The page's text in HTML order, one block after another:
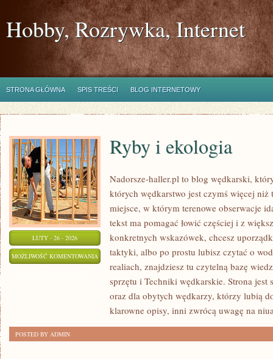
Hobby, Rozrywka, Internet
STRONA GŁÓWNA SPIS TREŚCI BLOG INTERNETOWY
LUTY - 26 - 2026
MOŻLIWOŚĆ KOMENTOWANIA RYBY
EKOLOGIA
Ryby i ekologia
Nadorsze-haller.pl to blog wędkarski,
których wędkarstwo jest czymś więcej
miejsce, w którym terenowe obserwacje
tekst ma pomagać łowić częściej i z
konkretnych wskazówek, chcesz
taktyki, albo po prostu lubisz czytać o
realiach, znajdziesz tu czytelną bazę
sprzętu i Techniki wędkarskie. Strona jest
oraz dla obytych wędkarzy, którzy lubią
klarowne opisy, inni zwrócą uwagę na
POSTED BY ADMIN